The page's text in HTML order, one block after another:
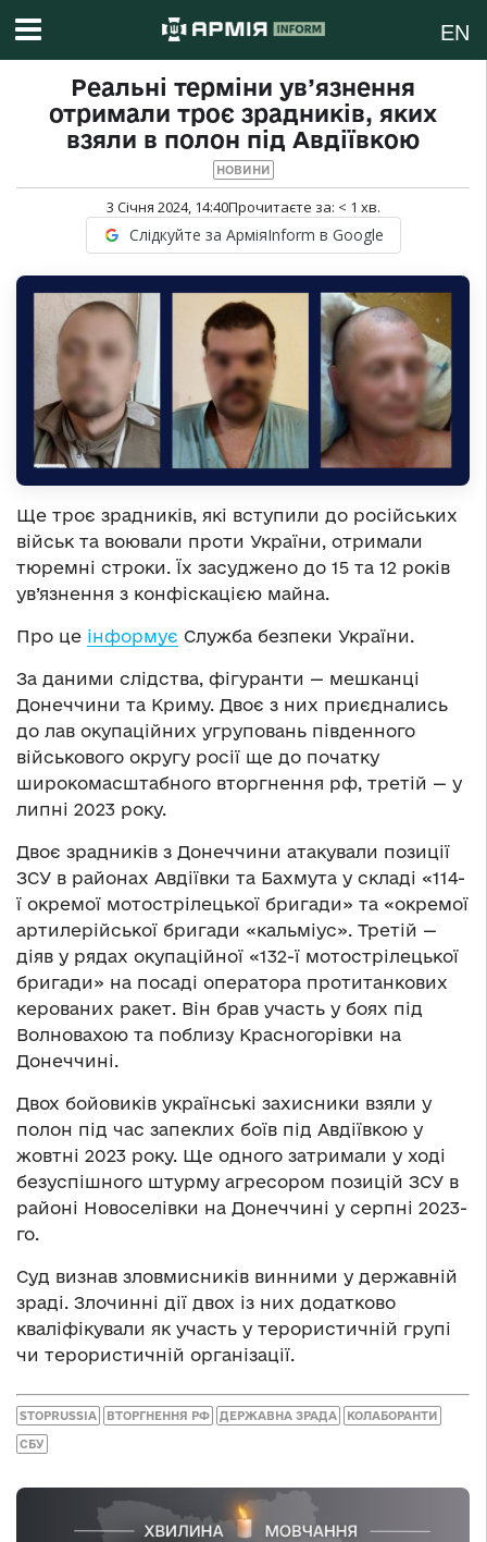
EN
Реальні терміни ув’язнення
отримали троє зрадників, яких
взяли в полон під Авдіївкою
НОВИНИ
3 Січня 2024, 14:40Прочитаєте за: < 1 хв.
Слідкуйте за АрміяInform в Google
Ще троє зрадників, які вступили до російських
військ та воювали проти України, отримали
тюремні строки. Їх засуджено до 15 та 12 років
ув’язнення з конфіскацією майна.
Про це інформує Служба безпеки України.
За даними слідства, фігуранти — мешканці
Донеччини та Криму. Двоє з них приєднались
до лав окупаційних угруповань південного
військового округу росії ще до початку
широкомасштабного вторгнення рф, третій — у
липні 2023 року.
Двоє зрадників з Донеччини атакували позиції
ЗСУ в районах Авдіївки та Бахмута у складі «114-
ї окремої мотострілецької бригади» та «окремої
артилерійської бригади «кальміус». Третій —
діяв у рядах окупаційної «132-ї мотострілецької
бригади» на посаді оператора протитанкових
керованих ракет. Він брав участь у боях під
Волновахою та поблизу Красногорівки на
Донеччині.
Двох бойовиків українські захисники взяли у
полон під час запеклих боїв під Авдіївкою у
жовтні 2023 року. Ще одного затримали у ході
безуспішного штурму агресором позицій ЗСУ в
районі Новоселівки на Донеччині у серпні 2023-
го.
Суд визнав зловмисників винними у державній
зраді. Злочинні дії двох із них додатково
кваліфікували як участь у терористичній групі
чи терористичній організації.
STOPRUSSIA ВТОРГНЕННЯ РФ ДЕРЖАВНА ЗРАДА КОЛАБОРАНТИ
СБУ